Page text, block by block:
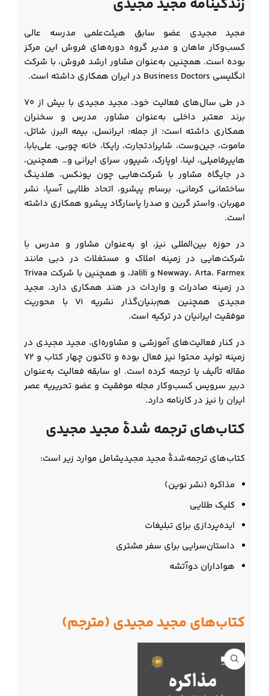
مجید مجیدی عضو سابق هیئت‌علمی مدرسه عالی
کسب‌وکار ماهان و مدیر گروه دوره‌های فروش این مرکز
بوده است. همچنین به‌عنوان مشاور ارشد فروش، با شرکت
انگلیسی Business Doctors در ایران همکاری داشته است.
در طی سال‌های فعالیت خود، مجید مجیدی با بیش از ۷۰
برند معتبر داخلی به‌عنوان مشاور، مدرس و سخنران
همکاری داشته است؛ از جمله: ایرانسل، بیمه البرز، شاتل،
ماموت، جین‌وست، شایرادتجارت، رایکا، خانه چوبی، علی‌بابا،
هایپرفامیلی، لینا، اوپارک، شیپور، سرای ایرانی و… همچنین،
در جایگاه مشاور با شرکت‌هایی چون یونکس، هلدینگ
ساختمانی کرمانی، برسام پیشرو، اتحاد طلایی آسیا، نشر
مهربان، واستر گرین و صدرا پاسارگاد پیشرو همکاری داشته
است.
در حوزه بین‌المللی نیز، او به‌عنوان مشاور و مدرس با
شرکت‌هایی در زمینه املاک و مستغلات در دبی مانند
Newway، Arta، Farmex و Jalili، و همچنین با شرکت Trivaa
در زمینه صادرات و واردات در هند همکاری دارد. مجید
مجیدی همچنین هم‌بنیان‌گذار نشریه Vi با محوریت
موفقیت ایرانیان در ترکیه است.
در کنار فعالیت‌های آموزشی و مشاوره‌ای، مجید مجیدی در
زمینه تولید محتوا نیز فعال بوده و تاکنون چهار کتاب و ۷۲
مقاله تألیف یا ترجمه کرده است. او سابقه فعالیت به‌عنوان
دبیر سرویس کسب‌وکار مجله موفقیت و عضو تحریریه عصر
ایران را نیز در کارنامه دارد.
کتاب‌های ترجمه شدۀ مجید مجیدی
کتاب‌های ترجمه‌شدۀ مجید مجیدیشامل موارد زیر است:
مذاکره (نشر نوین)
کلیک طلایی
ایده‌پردازی برای تبلیغات
داستان‌سرایی برای سفر مشتری
هواداران دوآتشه
کتاب‌های مجید مجیدی (مترجم)